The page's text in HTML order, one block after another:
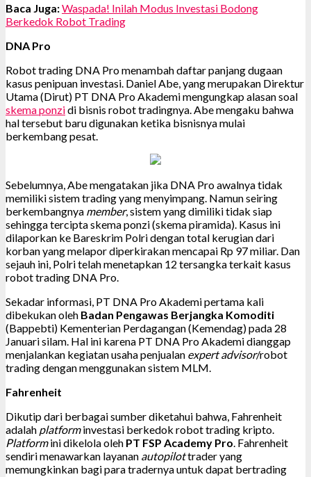
Baca Juga:Waspada! Inilah Modus Investasi Bodong
Berkedok Robot Trading
DNA Pro
Robot trading DNA Pro menambah daftar panjang dugaan
kasus penipuan investasi. Daniel Abe, yang merupakan Direktur
Utama (Dirut) PT DNA Pro Akademi mengungkap alasan soal
skema ponzidi bisnis robot tradingnya. Abe mengaku bahwa
hal tersebut baru digunakan ketika bisnisnya mulai
berkembang pesat.
Sebelumnya, Abe mengatakan jika DNA Pro awalnya tidak
memiliki sistem trading yang menyimpang. Namun seiring
berkembangnya member, sistem yang dimiliki tidak siap
sehingga tercipta skema ponzi (skema piramida). Kasus ini
dilaporkan ke Bareskrim Polri dengan total kerugian dari
korban yang melapor diperkirakan mencapai Rp 97 miliar. Dan
sejauh ini, Polri telah menetapkan 12 tersangka terkait kasus
robot trading DNA Pro.
Sekadar informasi, PT DNA Pro Akademi pertama kali
dibekukan oleh Badan Pengawas Berjangka Komoditi
(Bappebti) Kementerian Perdagangan (Kemendag) pada 28
Januari silam. Hal ini karena PT DNA Pro Akademi dianggap
menjalankan kegiatan usaha penjualan expert advisor/robot
trading dengan menggunakan sistem MLM.
Fahrenheit
Dikutip dari berbagai sumber diketahui bahwa, Fahrenheit
adalah platforminvestasi berkedok robot trading kripto.
Platformini dikelola oleh PT FSP Academy Pro . Fahrenheit
sendiri menawarkan layanan autopilottrader yang
memungkinkan bagi para tradernya untuk dapat bertrading